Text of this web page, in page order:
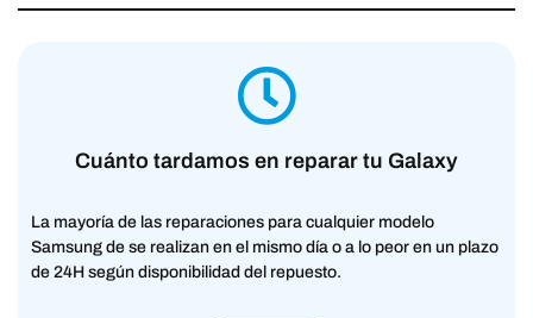
Cuánto tardamos en reparar tu Galaxy
La mayoría de las reparaciones para cualquier modelo
Samsung de se realizan en el mismo día o a lo peor en un plazo
de 24H según disponibilidad del repuesto.